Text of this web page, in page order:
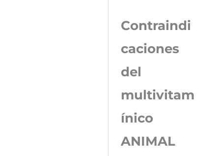
Contraindi
caciones
del
multivitam
ínico
ANIMAL